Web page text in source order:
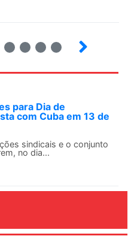
para Dia de
com Cuba em 13 de
sindicais e o conjunto
no dia...